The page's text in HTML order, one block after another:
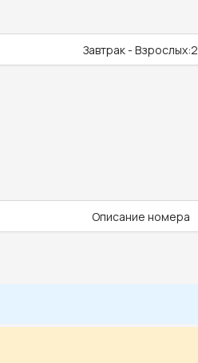
Завтрак - Взрослых:2
Описание номера